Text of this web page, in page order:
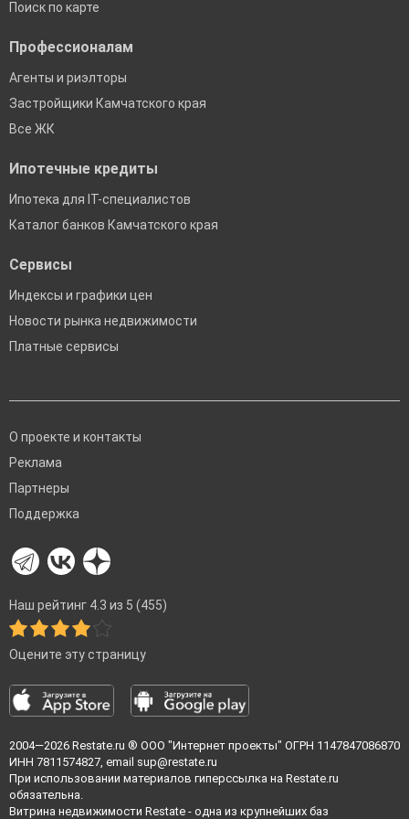
Поиск по карте
Профессионалам
Агенты и риэлторы
Застройщики Камчатского края
Все ЖК
Ипотечные кредиты
Ипотека для IT-специалистов
Каталог банков Камчатского края
Сервисы
Индексы и графики цен
Новости рынка недвижимости
Платные сервисы
О проекте и контакты
Реклама
Партнеры
Поддержка
Наш рейтинг 4.3 из 5 (455)
Оцените эту страницу
2004—2026 Restate.ru ® ООО "Интернет проекты" ОГРН 1147847086870
ИНН 7811574827, email sup@restate.ru
При использовании материалов гиперссылка на Restate.ru
обязательна.
Витрина недвижимости Restate - одна из крупнейших баз